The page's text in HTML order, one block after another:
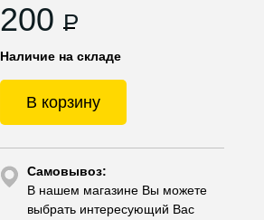
200 P
Наличие на складе
В корзину
Самовывоз:
В нашем магазине Вы можете
выбрать интересующий Вас